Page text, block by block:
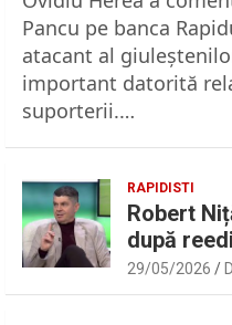
Pancu pe banca
atacant al
important datorită
suporterii.…
RAPIDISTI
Robert
după
Sport.ro
29/05/2026